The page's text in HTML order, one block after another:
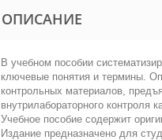
ОПИСАНИЕ
В учебном пособии
ключевые понятия и термины.
контрольных материалов,
внутрилабораторного контроля
Учебное пособие содержит
Издание предназначено для